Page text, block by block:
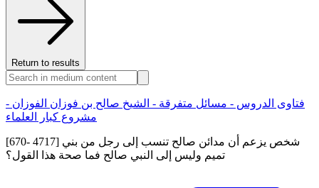
Return to results
فتاوى الدروس - مسائل متفرقة - الشيخ صالح بن فوزان الفوزان -
مشروع كبار العلماء
[670- 4717] شخص يزعم أن مدائن صالح تنسب إلى رجل من بني
تميم وليس إلى النبي صالح فما صحة هذا القول؟